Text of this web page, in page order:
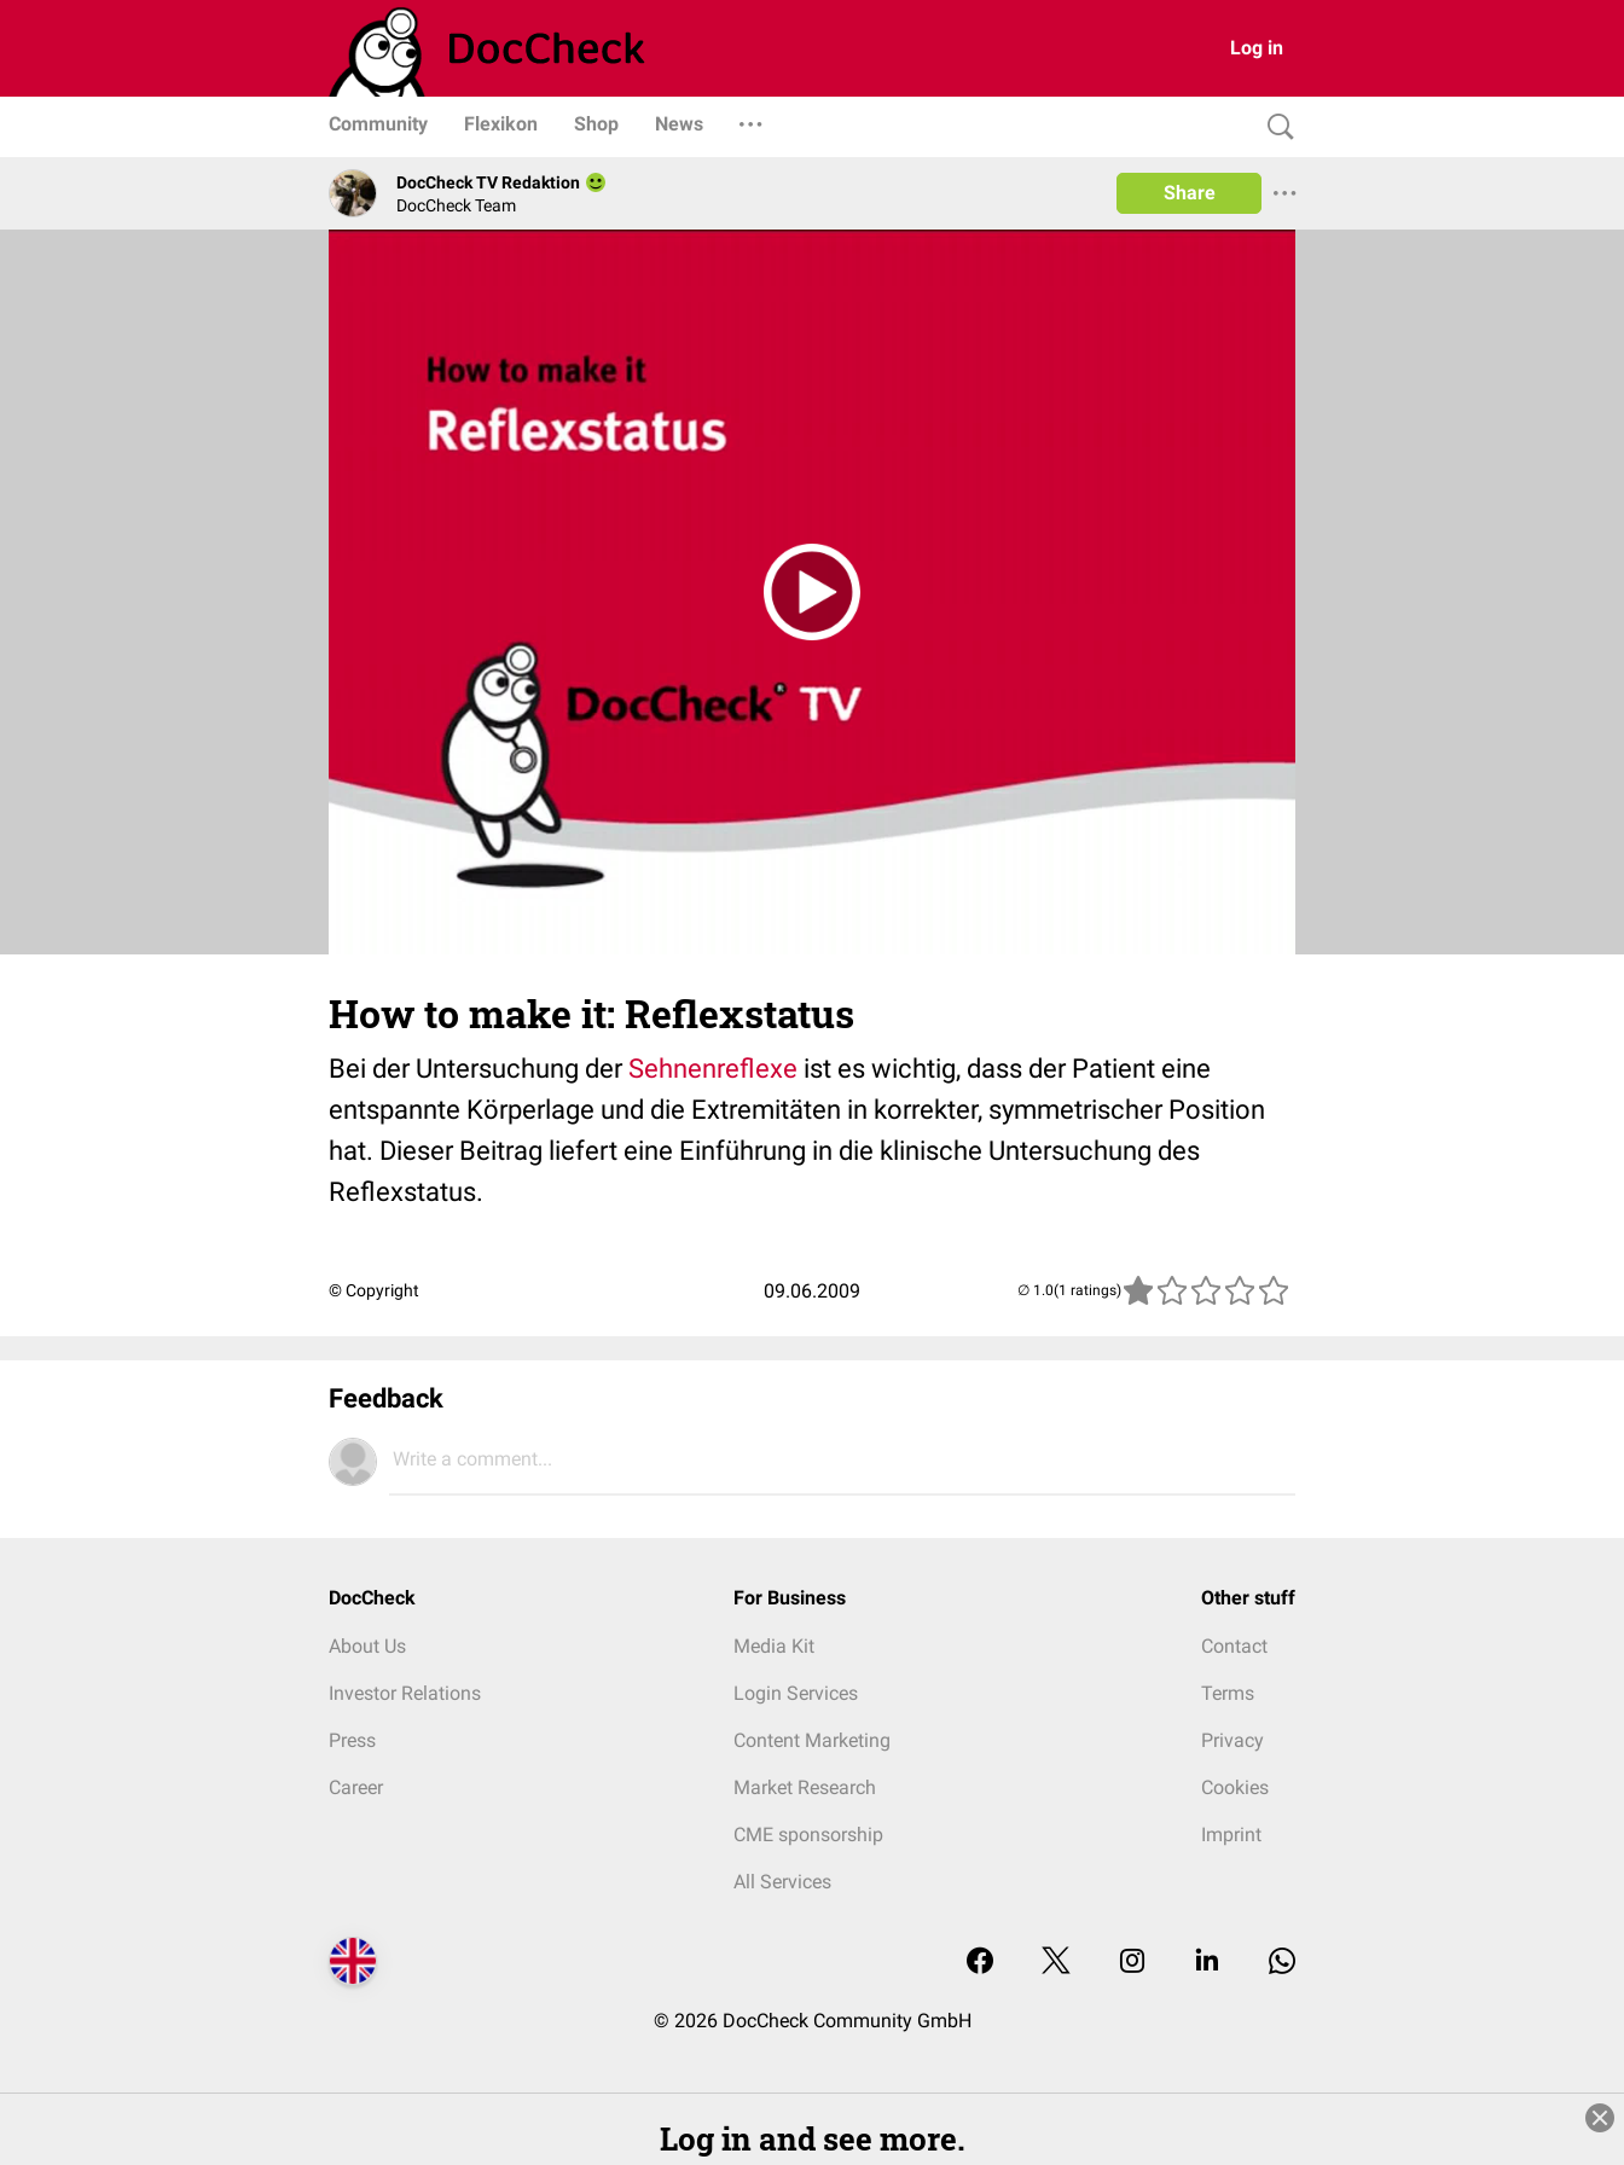
Log in
Community Flexikon Shop News
DocCheck TV Redaktion
DocCheck Team
Share
How to make it: Reflexstatus
Bei der Untersuchung der Sehnenreflexe ist es wichtig, dass der Patient eine
entspannte Körperlage und die Extremitäten in korrekter, symmetrischer Position
hat. Dieser Beitrag liefert eine Einführung in die klinische Untersuchung des
Reflexstatus.
© Copyright 09.06.2009 (1 ratings)
Feedback
Write a comment...
DocCheck
About Us
Investor Relations
Press
Career
For Business
Media Kit
Login Services
Content Marketing
Market Research
CME sponsorship
All Services
Other stuff
Contact
Terms
Privacy
Cookies
Imprint
© 2026 DocCheck Community GmbH
Log in and see more.